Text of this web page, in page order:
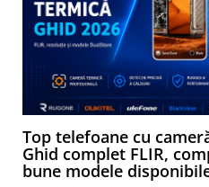
Top telefoane cu
Ghid complet FLIR,
bune modele